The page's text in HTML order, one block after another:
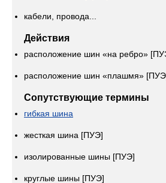
кабели, провода...
Действия
расположение шин «на ребро»
расположение шин «плашмя»
Сопутствующие термины
гибкая шина
жесткая шина [ПУЭ]
изолированные шины [ПУЭ]
круглые шины [ПУЭ]